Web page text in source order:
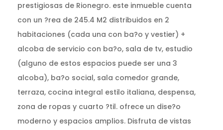
prestigiosas de Rionegro. este inmueble cuenta
con un ?rea de 245.4 M2 distribuidos en 2
habitaciones (cada una con ba?o y vestier) +
alcoba de servicio con ba?o, sala de tv, estudio
(alguno de estos espacios puede ser una 3
alcoba), ba?o social, sala comedor grande,
terraza, cocina integral estilo italiana, despensa,
zona de ropas y cuarto ?til. ofrece un dise?o
moderno y espacios amplios. Disfruta de vistas